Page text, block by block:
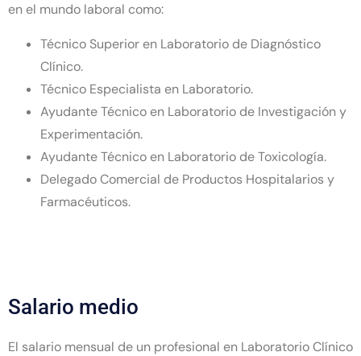
en el mundo laboral como:
Técnico Superior en Laboratorio de Diagnóstico
Clínico.
Técnico Especialista en Laboratorio.
Ayudante Técnico en Laboratorio de Investigación y
Experimentación.
Ayudante Técnico en Laboratorio de Toxicología.
Delegado Comercial de Productos Hospitalarios y
Farmacéuticos.
Salario medio
El salario mensual de un profesional en Laboratorio Clínico